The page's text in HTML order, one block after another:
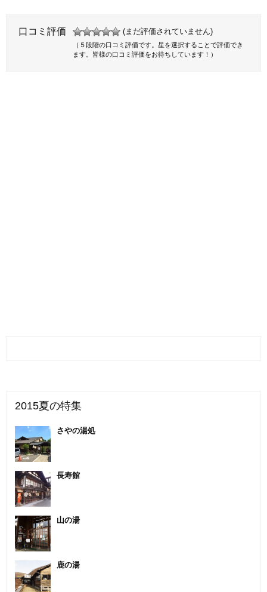
口コミ評価 (まだ評価されていません)
（５段階の口コミ評価です。星を選択することで評価でき
ます。皆様の口コミ評価をお待ちしています！）
2015夏の特集
さやの湯処
長寿館
山の湯
鹿の湯